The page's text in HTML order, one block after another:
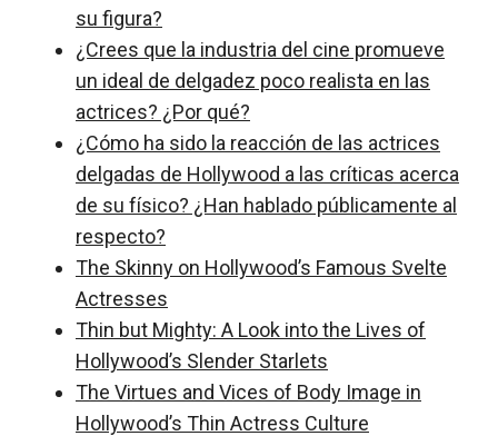
su figura?
¿Crees que la industria del cine promueve
un ideal de delgadez poco realista en las
actrices? ¿Por qué?
¿Cómo ha sido la reacción de las actrices
delgadas de Hollywood a las críticas acerca
de su físico? ¿Han hablado públicamente al
respecto?
The Skinny on Hollywood’s Famous Svelte
Actresses
Thin but Mighty: A Look into the Lives of
Hollywood’s Slender Starlets
The Virtues and Vices of Body Image in
Hollywood’s Thin Actress Culture